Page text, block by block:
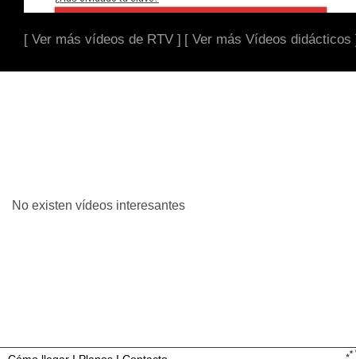
[ Ver más vídeos de RTV ] [ Ver más Vídeos didácticos
No existen vídeos interesantes